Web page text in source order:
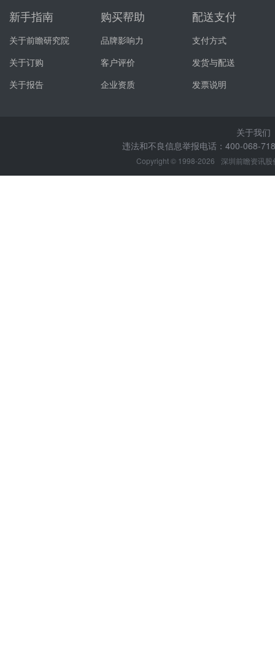
新手指南
关于前瞻研究院
关于订购
关于报告
购买帮助
品牌影响力
客户评价
企业资质
配送支付
支付方式
发货与配送
发票说明
关于我们
违法和不良信息举报电话：400-068-
Copyright © 1998-2026 深圳前瞻资讯股